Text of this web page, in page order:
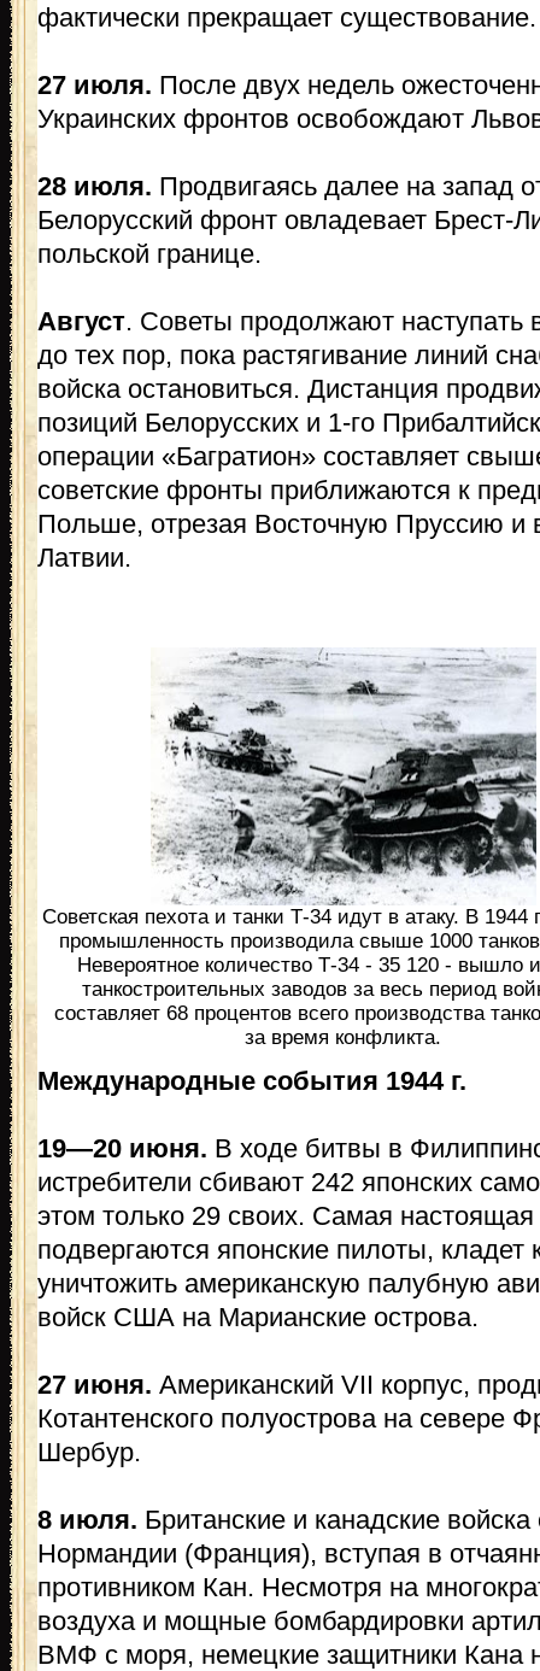
фактически прекращает существование.
27 июля. После двух недель
Украинских фронтов освобождают
28 июля. Продвигаясь далее на запад
Белорусский фронт овладевает Брест-
польской границе.
Август. Советы продолжают наступать
до тех пор, пока растягивание линий
войска остановиться. Дистанция
позиций Белорусских и 1-го
операции «Багратион» составляет
советские фронты приближаются к
Польше, отрезая Восточную Пруссию и
Латвии.
Советская пехота и танки Т-34 идут в атаку. В 1944
промышленность производила свыше 1000
Невероятное количество Т-34 - 35 120 - вышло
танкостроительных заводов за весь период
составляет 68 процентов всего производства
за время конфликта.
Международные события 1944 г.
19—20 июня. В ходе битвы в
истребители сбивают 242 японских
этом только 29 своих. Самая настоящая
подвергаются японские пилоты,
уничтожить американскую палубную
войск США на Марианские острова.
27 июня. Американский VII корпус,
Котантенского полуострова на севере
Шербур.
8 июля. Британские и канадские
Нормандии (Франция), вступая в
противником Кан. Несмотря на
воздуха и мощные бомбардировки
ВМФ с моря, немецкие защитники Кана